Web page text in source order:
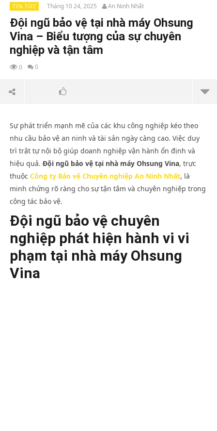
TIN TỨC Tháng 10 24, 2025 An Ninh Nhất
Đội ngũ bảo vệ tại nhà máy Ohsung
Vina – Biểu tượng của sự chuyên
nghiệp và tận tâm
0 0
NOW VIEWING
Đội ngũ bảo vệ tại nhà máy Ohsung Vina – Biểu tượng
của sự chuyên nghiệp và tận tâm
Tháng
Sự phát triển mạnh mẽ của các khu công nghiệp kéo theo
nhu cầu bảo vệ an ninh và tài sản ngày càng cao. Việc duy
trì trật tự nội bộ giúp doanh nghiệp vận hành ổn định và
hiệu quả. Đội ngũ bảo vệ tại nhà máy Ohsung Vina, trực
thuộc Công ty Bảo vệ Chuyên nghiệp An Ninh Nhất, là
minh chứng rõ ràng cho sự tận tâm và chuyên nghiệp trong
công tác bảo vệ.
Đội ngũ bảo vệ chuyên
nghiệp phát hiện hành vi vi
phạm tại nhà máy Ohsung
Vina